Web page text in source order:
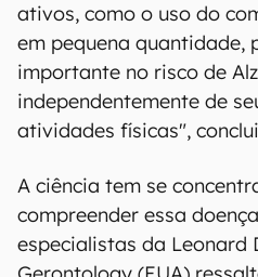
ativos, como o uso do
em pequena quantidade,
importante no risco de
independentemente de
atividades físicas",
A ciência tem se
compreender essa
especialistas da Leonard